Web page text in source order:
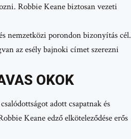
Robbie Keane biztosan vezeti
nemzetközi porondon bizonyítás cél.
az esély bajnoki címet szerezni
OKOK
adott csapatnak és
Keane edző elköteleződése erős